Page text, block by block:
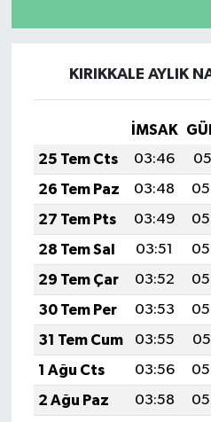
KIRIKKALE AYLIK
İMSAK
25 Tem Cts
03:46
26 Tem Paz
03:48
27 Tem Pts
03:49
28 Tem Sal
03:51
29 Tem Çar
03:52
30 Tem Per
03:53
31 Tem Cum
03:55
1 Ağu Cts
03:56
2 Ağu Paz
03:58